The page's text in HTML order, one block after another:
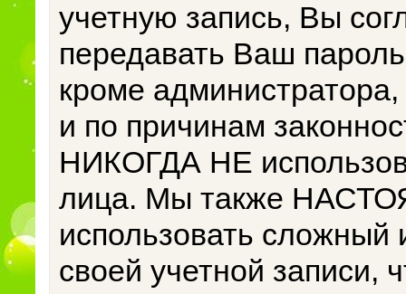
учетную запись, Вы
передавать Ваш
кроме
и по причинам
НИКОГДА НЕ
лица. Мы также
использовать
своей учетной записи,